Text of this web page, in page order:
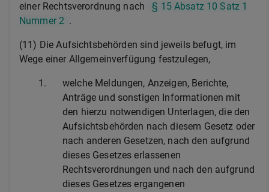
einer Rechtsverordnung nach
§ 15 Absatz 10 Satz 1
Nummer 2 .
(11) Die Aufsichtsbehörden sind jeweils befugt, im
Wege einer Allgemeinverfügung festzulegen,
1.
welche Meldungen, Anzeigen, Berichte,
Anträge und sonstigen Informationen mit
den hierzu notwendigen Unterlagen, die den
Aufsichtsbehörden nach diesem Gesetz oder
nach anderen Gesetzen, nach den aufgrund
dieses Gesetzes erlassenen
Rechtsverordnungen und nach den aufgrund
dieses Gesetzes ergangenen